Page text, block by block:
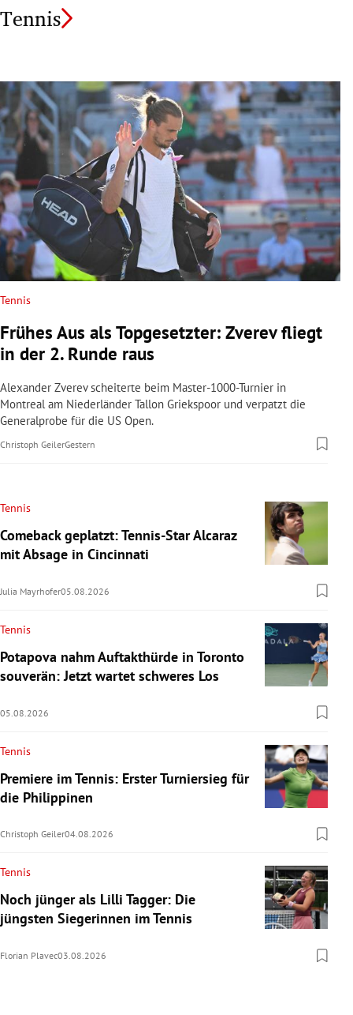
Tennis
Tennis
Frühes Aus als Topgesetzter: Zverev fliegt
in der 2. Runde raus
Alexander Zverev scheiterte beim Master-1000-Turnier in
Montreal am Niederländer Tallon Griekspoor und verpatzt die
Generalprobe für die US Open.
Christoph GeilerGestern
Tennis
Comeback geplatzt: Tennis-Star Alcaraz
mit Absage in Cincinnati
Julia Mayrhofer05.08.2026
Tennis
Potapova nahm Auftakthürde in Toronto
souverän: Jetzt wartet schweres Los
05.08.2026
Tennis
Premiere im Tennis: Erster Turniersieg für
die Philippinen
Christoph Geiler04.08.2026
Tennis
Noch jünger als Lilli Tagger: Die
jüngsten Siegerinnen im Tennis
Florian Plavec03.08.2026